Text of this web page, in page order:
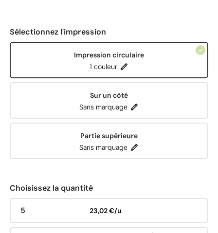
Sélectionnez l'impression
Impression circulaire
1 couleur
Sur un côté
Sans marquage
Partie supérieure
Sans marquage
Choisissez la quantité
5 23,02 €/u